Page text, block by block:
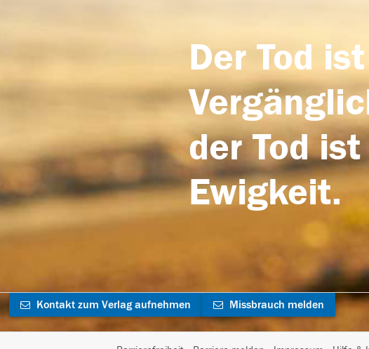
Der Tod
der Tod
Ewigkeit.
Kontakt zum Verlag aufnehmen Missbrauch melden